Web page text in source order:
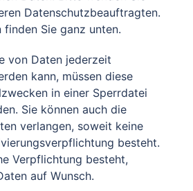
Datenschutzbeauftragten.
Sie ganz unten.
von Daten jederzeit
kann, müssen diese
in einer Sperrdatei
Sie können auch die
verlangen, soweit keine
besteht.
Verpflichtung besteht,
auf Wunsch.